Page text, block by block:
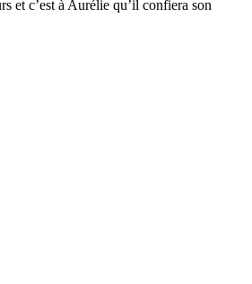
et c’est à Aurélie qu’il confiera son